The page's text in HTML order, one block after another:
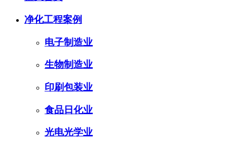
净化工程案例
电子制造业
生物制造业
印刷包装业
食品日化业
光电光学业